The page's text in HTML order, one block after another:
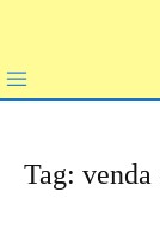
Tag: venda